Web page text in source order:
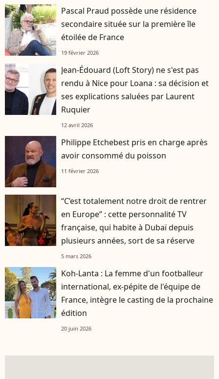
Pascal Praud possède une résidence
secondaire située sur la première île
étoilée de France
19 février 2026
Jean-Édouard (Loft Story) ne s'est pas
rendu à Nice pour Loana : sa décision et
ses explications saluées par Laurent
Ruquier
12 avril 2026
Philippe Etchebest pris en charge après
avoir consommé du poisson
11 février 2026
“C’est totalement notre droit de rentrer
en Europe” : cette personnalité TV
française, qui habite à Dubaï depuis
plusieurs années, sort de sa réserve
5 mars 2026
Koh-Lanta : La femme d'un footballeur
international, ex-pépite de l'équipe de
France, intègre le casting de la prochaine
édition
20 juin 2026